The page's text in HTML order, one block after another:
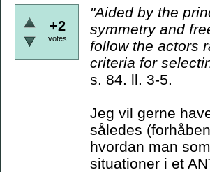
+2
votes
"Aided by the
symmetry and
follow the actors
criteria for
s. 84. ll. 3-5.
Jeg vil gerne
således
hvordan man
situationer i et